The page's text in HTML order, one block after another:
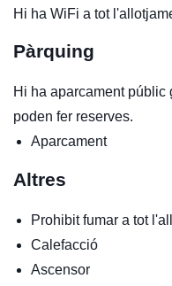
Hi ha WiFi a tot
Pàrquing
Hi ha aparcament públic
poden fer reserves.
Aparcament
Altres
Prohibit fumar a tot
Calefacció
Ascensor